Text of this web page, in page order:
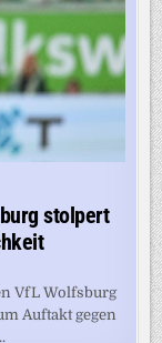
stolpert
VfL Wolfsburg
Auftakt gegen